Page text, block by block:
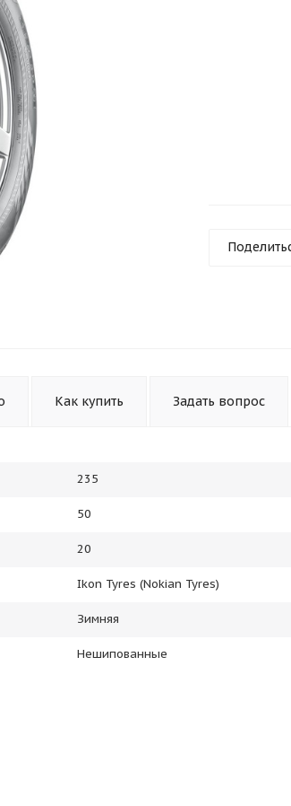
Как купить Задать вопрос
235
50
20
Ikon Tyres (Nokian Tyres)
Зимняя
Нешипованные